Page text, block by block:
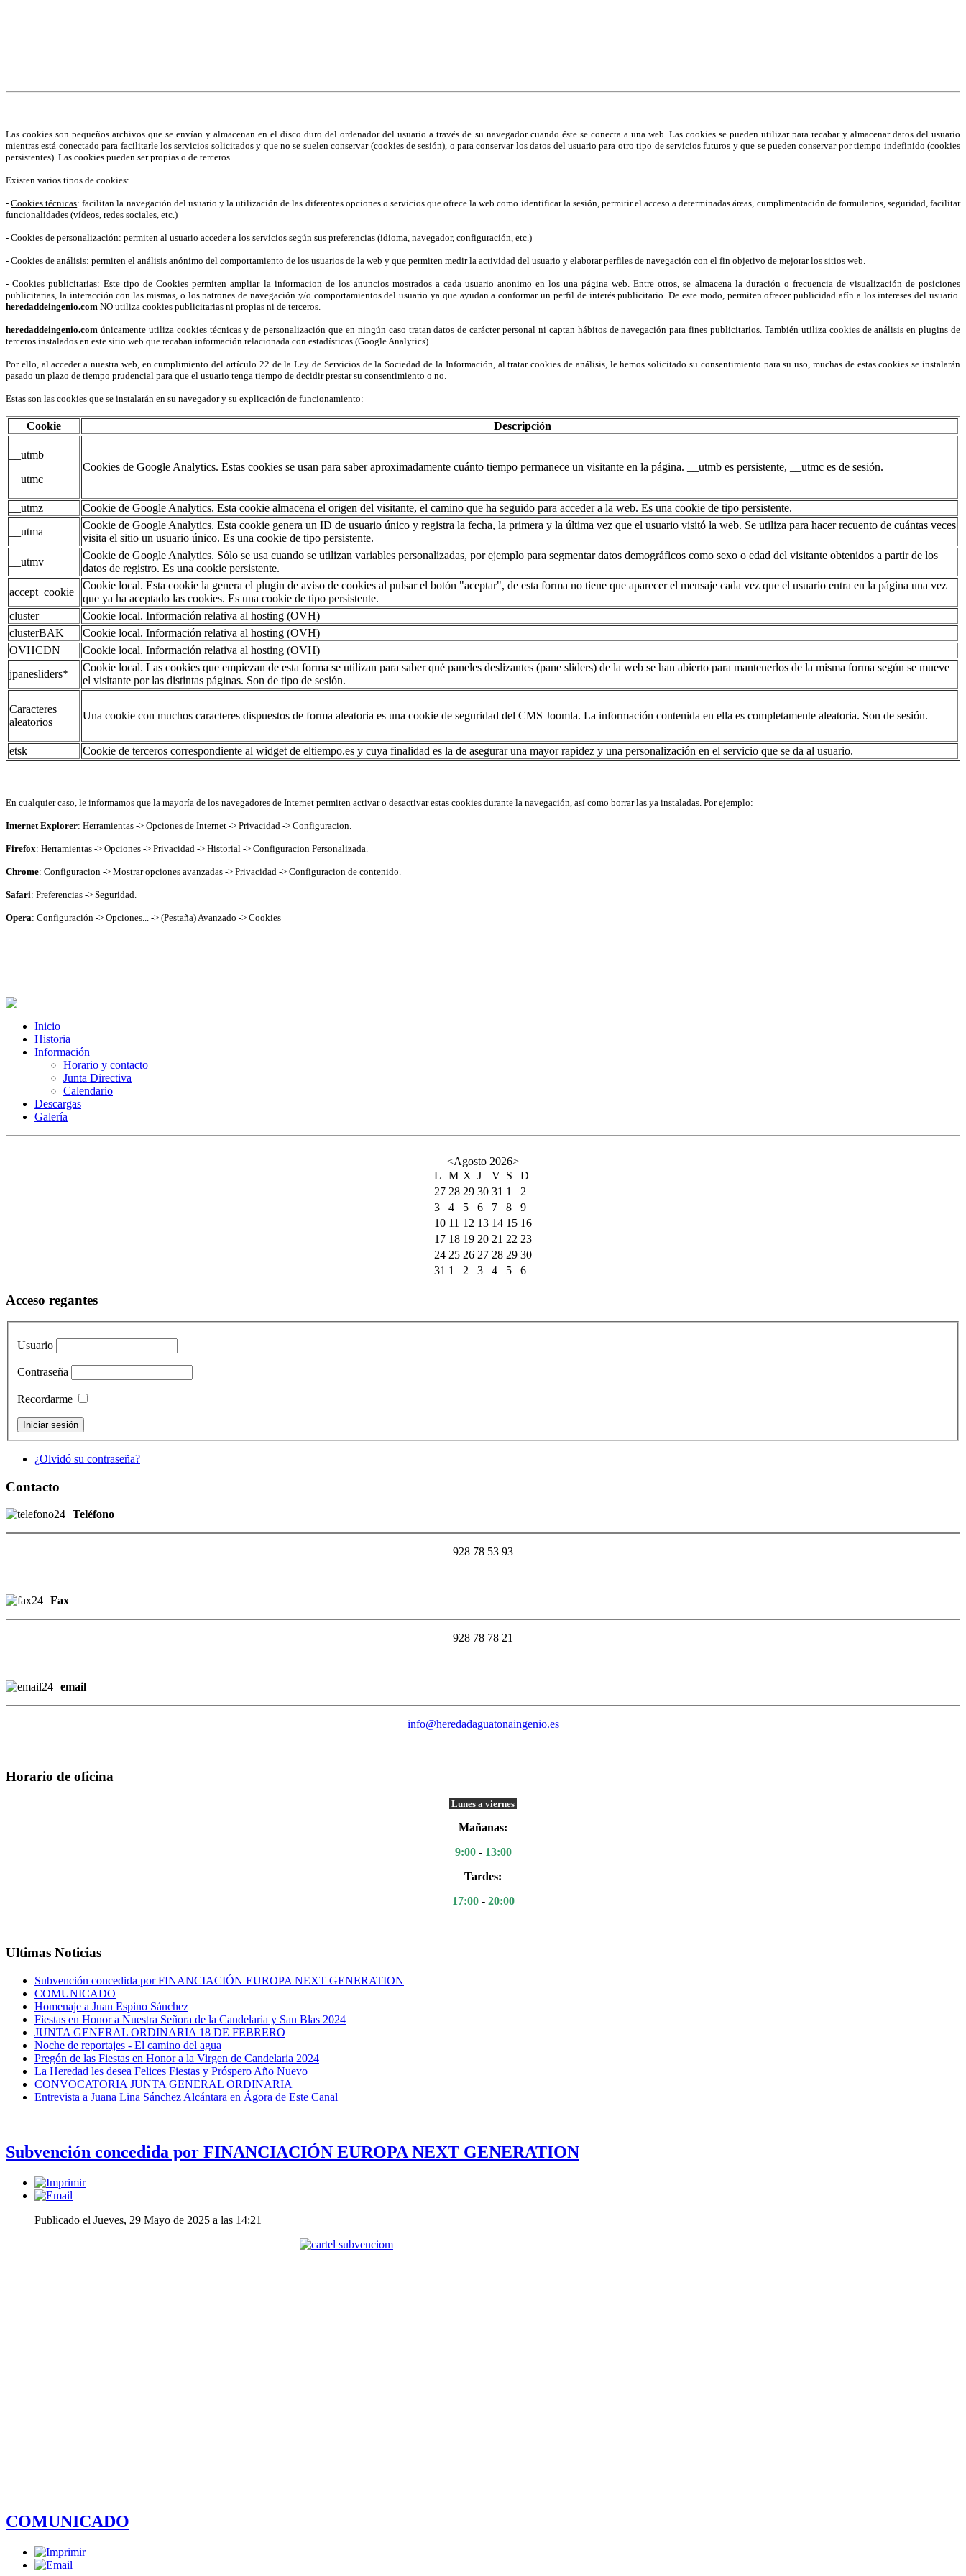
Las cookies son pequeños archivos que se envían y almacenan en el disco duro del ordenador del usuario a través de su navegador cuando éste se conecta a una web. Las cookies se pueden utilizar para recabar y almacenar datos del usuario
mientras está conectado para facilitarle los servicios solicitados y que no se suelen conservar (cookies de sesión), o para conservar los datos del usuario para otro tipo de servicios futuros y que se pueden conservar por tiempo indefinido (cookies
persistentes). Las cookies pueden ser propias o de terceros.
Existen varios tipos de cookies:
-Cookies técnicas: facilitan la navegación del usuario y la utilización de las diferentes opciones o servicios que ofrece la web como identificar la sesión, permitir el acceso a determinadas áreas, cumplimentación de formularios, seguridad, facilitar
funcionalidades (vídeos, redes sociales, etc.)
- Cookies de personalización: permiten al usuario acceder a los servicios según sus preferencias (idioma, navegador, configuración, etc.)
- Cookies de análisis: permiten el análisis anónimo del comportamiento de los usuarios de la web y que permiten medir la actividad del usuario y elaborar perfiles de navegación con el fin objetivo de mejorar los sitios web.
-Cookies publicitarias: Este tipo de Cookies permiten ampliar la informacion de los anuncios mostrados a cada usuario anonimo en los una página web. Entre otros, se almacena la duración o frecuencia de visualización de posiciones
publicitarias, la interacción con las mismas, o los patrones de navegación y/o comportamientos del usuario ya que ayudan a conformar un perfil de interés publicitario. De este modo, permiten ofrecer publicidad afín a los intereses del usuario.
heredaddeingenio.com NO utiliza cookies publicitarias ni propias ni de terceros.
heredaddeingenio.com únicamente utiliza cookies técnicas y de personalización que en ningún caso tratan datos de carácter personal ni captan hábitos de navegación para fines publicitarios. También utiliza cookies de análisis en plugins de
terceros instalados en este sitio web que recaban información relacionada con estadísticas (Google Analytics).
Por ello, al acceder a nuestra web, en cumplimiento del artículo 22 de la Ley de Servicios de la Sociedad de la Información, al tratar cookies de análisis, le hemos solicitado su consentimiento para su uso, muchas de estas cookies se instalarán
pasado un plazo de tiempo prudencial para que el usuario tenga tiempo de decidir prestar su consentimiento o no.
Estas son las cookies que se instalarán en su navegador y su explicación de funcionamiento:
Cookie Descripción
__utmb
__utmc
Cookies de Google Analytics. Estas cookies se usan para saber aproximadamente cuánto tiempo permanece un visitante en la página. __utmb es persistente, __utmc es de sesión.
__utmz
Cookie de Google Analytics. Esta cookie almacena el origen del visitante, el camino que ha seguido para acceder a la web. Es una cookie de tipo persistente.
__utma
Cookie de Google Analytics. Esta cookie genera un ID de usuario único y registra la fecha, la primera y la última vez que el usuario visitó la web. Se utiliza para hacer recuento de cuántas veces
visita el sitio un usuario único. Es una cookie de tipo persistente.
__utmv
Cookie de Google Analytics. Sólo se usa cuando se utilizan variables personalizadas, por ejemplo para segmentar datos demográficos como sexo o edad del visitante obtenidos a partir de los
datos de registro. Es una cookie persistente.
accept_cookie
Cookie local. Esta cookie la genera el plugin de aviso de cookies al pulsar el botón "aceptar", de esta forma no tiene que aparecer el mensaje cada vez que el usuario entra en la página una vez
que ya ha aceptado las cookies. Es una cookie de tipo persistente.
cluster
Cookie local. Información relativa al hosting (OVH)
clusterBAK
Cookie local. Información relativa al hosting (OVH)
OVHCDN
Cookie local. Información relativa al hosting (OVH)
jpanesliders*
Cookie local. Las cookies que empiezan de esta forma se utilizan para saber qué paneles deslizantes (pane sliders) de la web se han abierto para mantenerlos de la misma forma según se mueve
el visitante por las distintas páginas. Son de tipo de sesión.
Caracteres
aleatorios
Una cookie con muchos caracteres dispuestos de forma aleatoria es una cookie de seguridad del CMS Joomla. La información contenida en ella es completamente aleatoria. Son de sesión.
etsk Cookie de terceros correspondiente al widget de eltiempo.es y cuya finalidad es la de asegurar una mayor rapidez y una personalización en el servicio que se da al usuario.
En cualquier caso, le informamos que la mayoría de los navegadores de Internet permiten activar o desactivar estas cookies durante la navegación, así como borrar las ya instaladas. Por ejemplo:
Internet Explorer: Herramientas -> Opciones de Internet -> Privacidad -> Configuracion.
Firefox: Herramientas -> Opciones -> Privacidad -> Historial -> Configuracion Personalizada.
Chrome: Configuracion -> Mostrar opciones avanzadas -> Privacidad -> Configuracion de contenido.
Safari: Preferencias -> Seguridad.
Opera: Configuración -> Opciones... -> (Pestaña) Avanzado -> Cookies
Inicio
Historia
Información
Horario y contacto
Junta Directiva
Calendario
Descargas
Galería
<Agosto 2026>
L
M X J V S
D
27 28 29 30 31 1
2
3
4 5 6 7 8
9
10 11 12 13 14 15 16
17 18 19 20 21 22 23
24 25 26 27 28 29 30
31 1 2 3 4 5 6
Acceso regantes
Usuario
Contraseña
Recordarme
¿Olvidó su contraseña?
Contacto
Teléfono
928 78 53 93
Fax
928 78 78 21
email
info@heredadaguatonaingenio.es
Horario de oficina
Lunes a viernes
Mañanas:
9:00- 13:00
Tardes:
17:00- 20:00
Ultimas Noticias
Subvención concedida por FINANCIACIÓN EUROPA NEXT GENERATION
COMUNICADO
Homenaje a Juan Espino Sánchez
Fiestas en Honor a Nuestra Señora de la Candelaria y San Blas 2024
JUNTA GENERAL ORDINARIA 18 DE FEBRERO
Noche de reportajes - El camino del agua
Pregón de las Fiestas en Honor a la Virgen de Candelaria 2024
La Heredad les desea Felices Fiestas y Próspero Año Nuevo
CONVOCATORIA JUNTA GENERAL ORDINARIA
Entrevista a Juana Lina Sánchez Alcántara en Ágora de Este Canal
Subvención concedida por FINANCIACIÓN EUROPA NEXT GENERATION
Publicado el Jueves, 29 Mayo de 2025 a las 14:21
COMUNICADO